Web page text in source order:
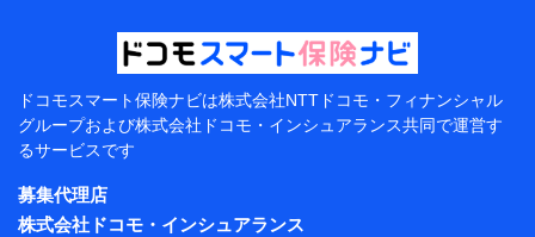
提供当事者から受領当事者が個人データを取得する方法
電子的・電磁的方法等
【共同して利用する者の範囲】
当社
株式会社NTTドコモ・フィナンシャルグループ
【利用目的】
ドコモスマート保険ナビは株式会社NTTドコモ・フィナンシャル
グループおよび株式会社ドコモ・インシュアランス共同で運営す
るサービスです
募集代理店
株式会社ドコモ・インシュアランス